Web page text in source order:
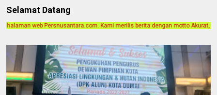
Selamat Datang
Kami merilis berita dengan motto Akurat, Independen, Terpercaya.